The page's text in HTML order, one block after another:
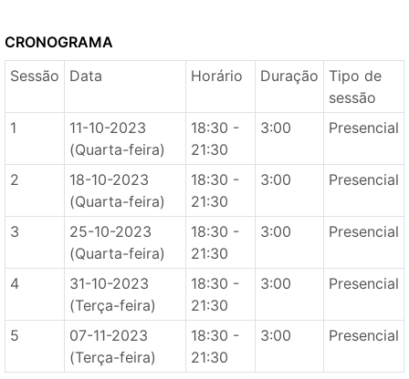
CRONOGRAMA
Sessão
Data Horário Duração Tipo de
sessão
1
11-10-2023
(Quarta-feira)
18:30 -
21:30
3:00 Presencial
2
18-10-2023
(Quarta-feira)
18:30 -
21:30
3:00 Presencial
3
25-10-2023
(Quarta-feira)
18:30 -
21:30
3:00 Presencial
4
31-10-2023
(Terça-feira)
18:30 -
21:30
3:00 Presencial
5
07-11-2023
(Terça-feira)
18:30 -
21:30
3:00 Presencial